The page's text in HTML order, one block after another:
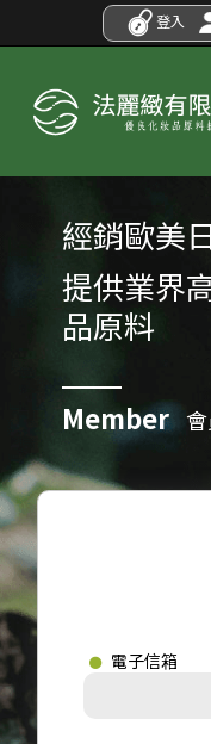
登入
經銷歐美
提供業界
品原料
Member
電子信箱